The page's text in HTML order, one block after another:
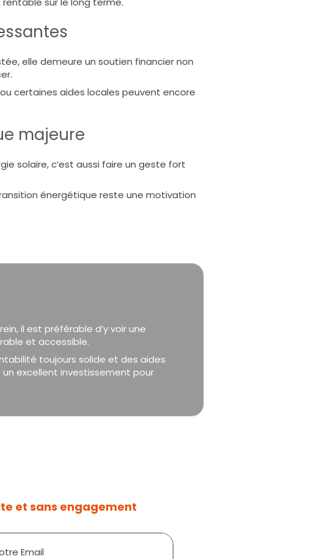
elle demeure un soutien financier non
certaines aides locales peuvent encore
majeure
solaire, c’est aussi faire un geste fort
énergétique reste une motivation
il est préférable d’y voir une
et accessible.
toujours solide et des aides
excellent investissement pour
et sans engagement
Email